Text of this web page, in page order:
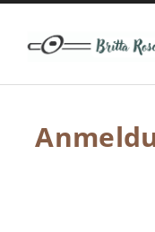
Britta
Roscher